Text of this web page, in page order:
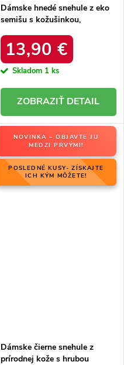
Dámske hnedé snehule z eko
semišu s kožušinkou,
LEOPARD
13,90 €
Skladom 1 ks
DETAIL
NOVINKA – OBJAVTE JU
MEDZI PRVÝMI!
POSLEDNÉ KUSY- ZÍSKAJTE
ICH KÝM MÔŽETE!
Dámske čierne snehule z
prírodnej kože s hrubou